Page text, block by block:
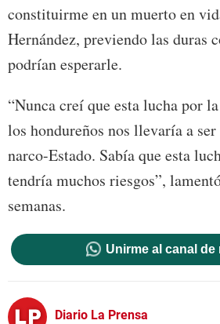
constituirme en un muerto en
Hernández, previendo las duras
podrían esperarle.
“Nunca creí que esta lucha por
los hondureños nos llevaría a
narco-Estado. Sabía que esta
tendría muchos riesgos”,
semanas.
Unirme al canal de
Diario La Prensa